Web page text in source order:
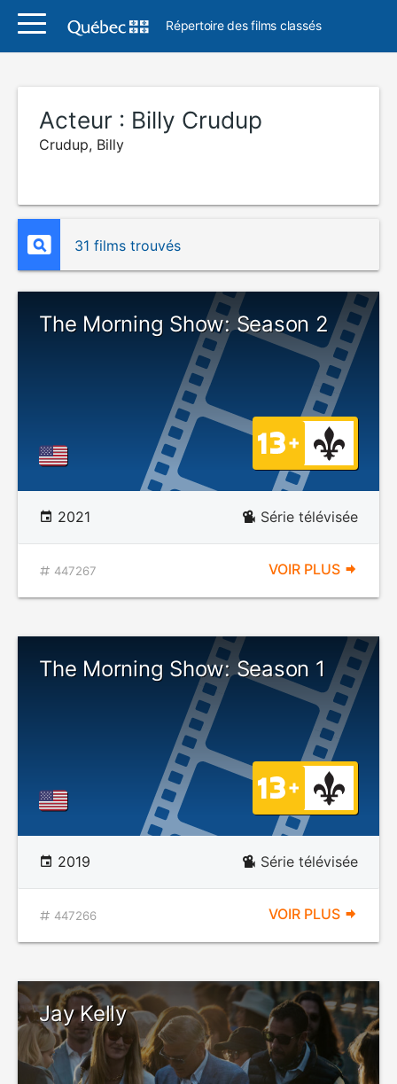
Répertoire des films classés
Acteur : Billy Crudup
Crudup, Billy
31 films trouvés
The Morning Show: Season 2
2021 Série télévisée
447267 VOIR PLUS
The Morning Show: Season 1
2019 Série télévisée
447266 VOIR PLUS
Jay Kelly